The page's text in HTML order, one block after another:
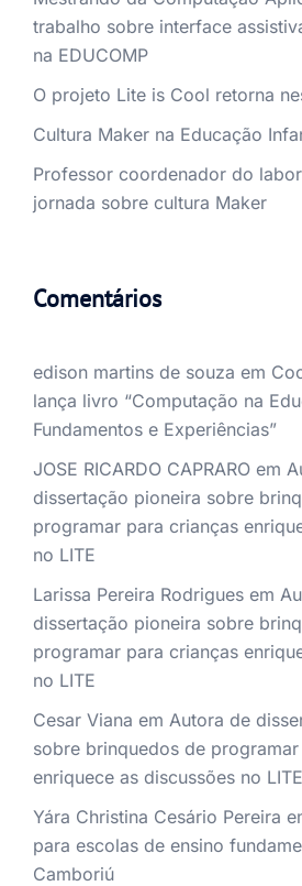
trabalho sobre interface
na EDUCOMP
O projeto Lite is Cool retorna
Cultura Maker na Educação
Professor coordenador do
jornada sobre cultura Maker
Comentários
edison martins de souza em
lança livro “Computação na
Fundamentos e Experiências”
JOSE RICARDO CAPRARO em
dissertação pioneira sobre
programar para crianças
no LITE
Larissa Pereira Rodrigues em
dissertação pioneira sobre
programar para crianças
no LITE
Cesar Viana em Autora de
sobre brinquedos de
enriquece as discussões no LITE
Yára Christina Cesário Pereira
para escolas de ensino
Camboriú